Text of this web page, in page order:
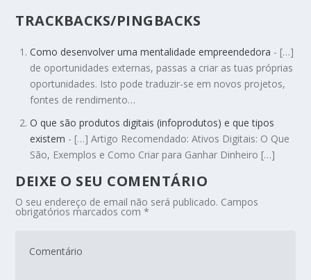
TRACKBACKS/PINGBACKS
Como desenvolver uma mentalidade empreendedora - […]
de oportunidades externas, passas a criar as tuas próprias
oportunidades. Isto pode traduzir-se em novos projetos,
fontes de rendimento…
O que são produtos digitais (infoprodutos) e que tipos
existem - […] Artigo Recomendado: Ativos Digitais: O Que
São, Exemplos e Como Criar para Ganhar Dinheiro […]
DEIXE O SEU COMENTÁRIO
O seu endereço de email não será publicado. Campos
obrigatórios marcados com*